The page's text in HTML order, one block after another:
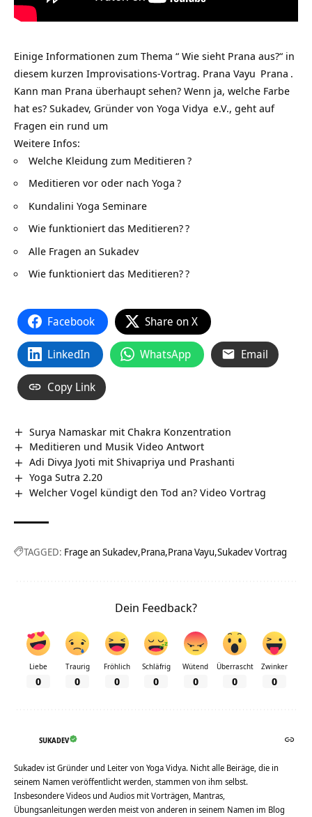
Einige Informationen zum Thema “ Wie sieht Prana aus?“ in
diesem kurzen Improvisations-Vortrag. Prana Vayu Prana .
Kann man Prana überhaupt sehen? Wenn ja, welche Farbe
hat es? Sukadev, Gründer von Yoga Vidya e.V., geht auf
Fragen ein rund um
Weitere Infos:
Welche Kleidung zum Meditieren ?
Meditieren vor oder nach Yoga ?
Kundalini Yoga Seminare
Wie funktioniert das Meditieren??
Alle Fragen an Sukadev
Wie funktioniert das Meditieren??
Facebook Share on X
LinkedIn WhatsApp Email
Copy Link
Surya Namaskar mit Chakra Konzentration
Meditieren und Musik Video Antwort
Adi Divya Jyoti mit Shivapriya und Prashanti
Yoga Sutra 2.20
Welcher Vogel kündigt den Tod an? Video Vortrag
TAGGED: Frage an Sukadev Prana Prana Vayu Sukadev Vortrag
Dein Feedback?
Liebe
0
Traurig
0
Fröhlich
0
Schläfrig
0
Wütend
0
Überrascht
0
Zwinker
0
SUKADEV
Sukadev ist Gründer und Leiter von Yoga Vidya. Nicht alle Beiräge, die in
seinem Namen veröffentlicht werden, stammen von ihm selbst.
Insbesondere Videos und Audios mit Vorträgen, Mantras,
Übungsanleitungen werden meist von anderen in seinem Namen im Blog